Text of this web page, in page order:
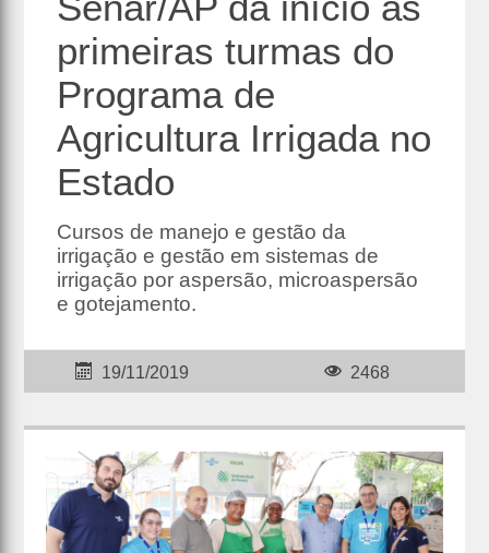
primeiras turmas do
Programa de
Agricultura Irrigada no
Estado
Cursos de manejo e gestão da
irrigação e gestão em sistemas de
irrigação por aspersão, microaspersão
e gotejamento.
19/11/2019 2468